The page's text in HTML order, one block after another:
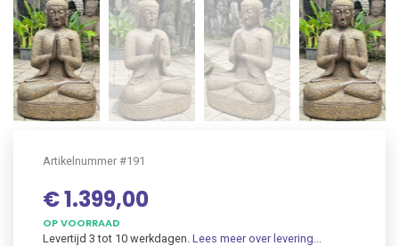
Artikelnummer #191
€ 1.399,00
OP VOORRAAD
Levertijd 3 tot 10 werkdagen. Lees meer over levering...